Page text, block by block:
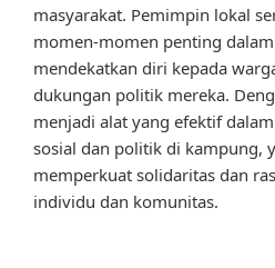
masyarakat. Pemimpin lokal
momen-momen penting
mendekatkan diri kepada
dukungan politik mereka.
menjadi alat yang efektif
sosial dan politik di kampung,
memperkuat solidaritas dan
individu dan komunitas.